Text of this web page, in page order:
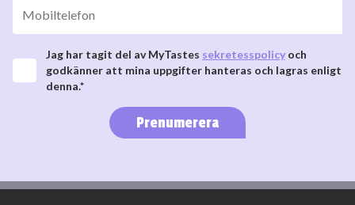
Jag har tagit del av MyTastes sekretesspolicy och
godkänner att mina uppgifter hanteras och lagras enligt
denna.*
Prenumerera